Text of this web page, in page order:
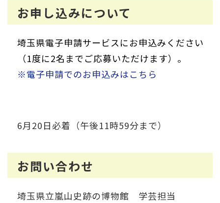
お申し込みについて
埼玉県電子申請サービスにお申込みください
（1度に2名までご応募いただけます）。
※電子申請でのお申込みはこちら
6月20日必着（午後11時59分まで）
お問い合わせ
埼玉県立嵐山史跡の博物館 学芸担当